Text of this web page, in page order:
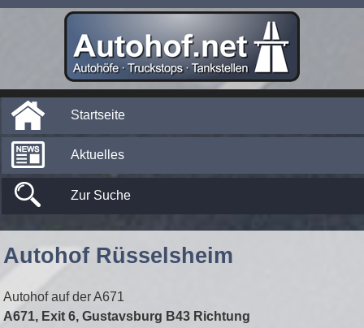
Startseite
Aktuelles
Zur Suche
Autohof Rüsselsheim
Autohof auf der A671
A671, Exit 6, Gustavsburg B43 Richtung